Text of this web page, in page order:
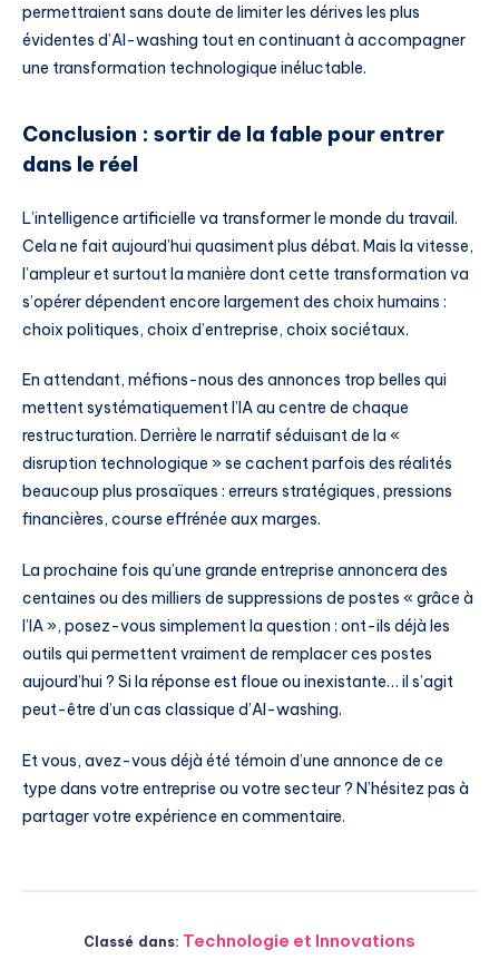
permettraient sans doute de limiter les dérives les plus
évidentes d’AI-washing tout en continuant à accompagner
une transformation technologique inéluctable.
Conclusion : sortir de la fable pour entrer
dans le réel
L’intelligence artificielle va transformer le monde du travail.
Cela ne fait aujourd’hui quasiment plus débat. Mais la vitesse,
l’ampleur et surtout la manière dont cette transformation va
s’opérer dépendent encore largement des choix humains :
choix politiques, choix d’entreprise, choix sociétaux.
En attendant, méfions-nous des annonces trop belles qui
mettent systématiquement l’IA au centre de chaque
restructuration. Derrière le narratif séduisant de la «
disruption technologique » se cachent parfois des réalités
beaucoup plus prosaïques : erreurs stratégiques, pressions
financières, course effrénée aux marges.
La prochaine fois qu’une grande entreprise annoncera des
centaines ou des milliers de suppressions de postes « grâce à
l’IA », posez-vous simplement la question : ont-ils déjà les
outils qui permettent vraiment de remplacer ces postes
aujourd’hui ? Si la réponse est floue ou inexistante… il s’agit
peut-être d’un cas classique d’AI-washing.
Et vous, avez-vous déjà été témoin d’une annonce de ce
type dans votre entreprise ou votre secteur ? N’hésitez pas à
partager votre expérience en commentaire.
Classé dans: Technologie et Innovations